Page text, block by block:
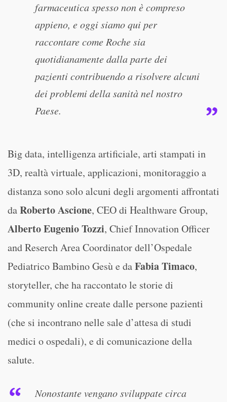
farmaceutica spesso non è compreso
appieno, e oggi siamo qui per
raccontare come Roche sia
quotidianamente dalla parte dei
pazienti contribuendo a risolvere alcuni
dei problemi della sanità nel nostro
Paese.
Big data, intelligenza artificiale, arti stampati in
3D, realtà virtuale, applicazioni, monitoraggio a
distanza sono solo alcuni degli argomenti affrontati
daRoberto Ascione, CEO di Healthware Group,
Alberto Eugenio Tozzi, Chief Innovation Officer
and Reserch Area Coordinator dell’Ospedale
Pediatrico Bambino Gesù e daFabia Timaco,
storyteller, che ha raccontato le storie di
community online create dalle persone pazienti
(che si incontrano nelle sale d’attesa di studi
medici o ospedali), e di comunicazione della
salute.
Nonostante vengano sviluppate circa